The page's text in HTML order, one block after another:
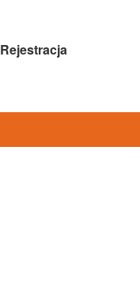
Rejestracja